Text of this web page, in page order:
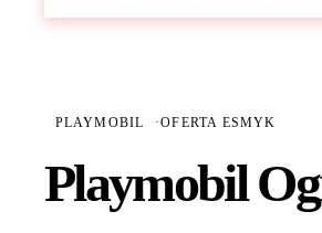
PLAYMOBIL ·OFERTA ESMYK
Playmobil